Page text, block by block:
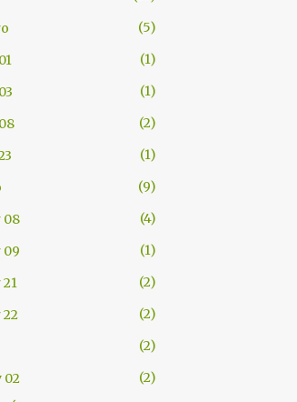
5
1
1
2
1
9
08
4
09
1
2
2
2
02
2